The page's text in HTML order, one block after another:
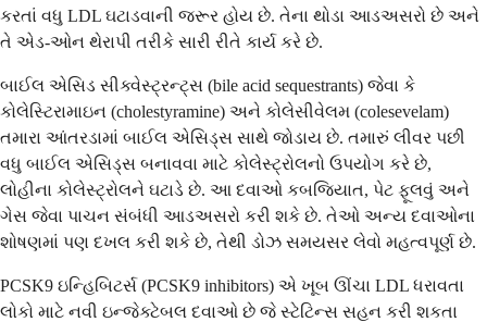
કરતાં વધુ LDL ઘટાડવાની જરૂર હોય છે. તેના થોડા આડઅસરો છે અને
તે એડ-ઓન થેરાપી તરીકે સારી રીતે કાર્ય કરે છે.
બાઈલ એસિડ સીક્વેસ્ટ્રન્ટ્સ (bile acid sequestrants) જેવા કે
કોલેસ્ટિરામાઇન (cholestyramine) અને કોલેસીવેલમ (colesevelam)
તમારા આંતરડામાં બાઈલ એસિડ્સ સાથે જોડાય છે. તમારું લીવર પછી
વધુ બાઈલ એસિડ્સ બનાવવા માટે કોલેસ્ટ્રોલનો ઉપયોગ કરે છે,
લોહીના કોલેસ્ટ્રોલને ઘટાડે છે. આ દવાઓ કબજિયાત, પેટ ફૂલવું અને
ગેસ જેવા પાચન સંબંધી આડઅસરો કરી શકે છે. તેઓ અન્ય દવાઓના
શોષણમાં પણ દખલ કરી શકે છે, તેથી ડોઝ સમયસર લેવો મહત્વપૂર્ણ છે.
PCSK9 ઇન્હિબિટર્સ (PCSK9 inhibitors) એ ખૂબ ઊંચા LDL ધરાવતા
લોકો માટે નવી ઇન્જેક્ટેબલ દવાઓ છે જે સ્ટેટિન્સ સહન કરી શકતા